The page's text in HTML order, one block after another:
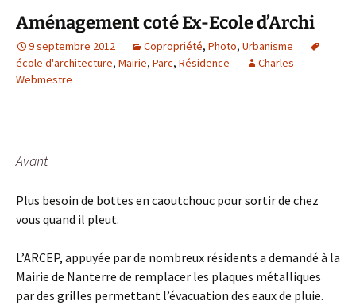
Aménagement coté Ex-Ecole d’Archi
9 septembre 2012 Copropriété, Photo, Urbanisme
école d'architecture, Mairie, Parc, Résidence
Charles
Webmestre
Avant
Plus besoin de bottes en caoutchouc pour sortir de chez
vous quand il pleut.
L’ARCEP, appuyée par de nombreux résidents a demandé à la
Mairie de Nanterre de remplacer les plaques métalliques
par des grilles permettant l’évacuation des eaux de pluie.